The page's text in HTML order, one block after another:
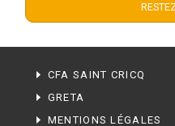
CFA SAINT CRICQ
GRETA
MENTIONS LÉGALES